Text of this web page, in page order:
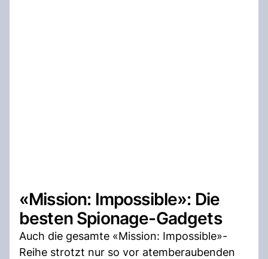
«Mission: Impossible»: Die
besten Spionage-Gadgets
Auch die gesamte «Mission: Impossible»-
Reihe strotzt nur so vor atemberaubenden